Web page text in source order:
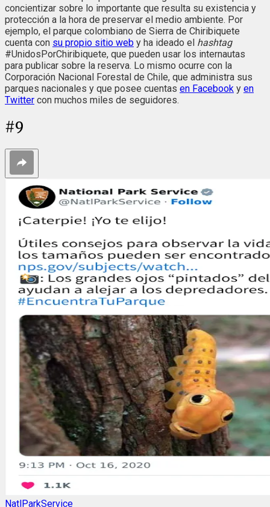
concientizar sobre lo importante que resulta su existencia y
protección a la hora de preservar el medio ambiente. Por
ejemplo, el parque colombiano de Sierra de Chiribiquete
cuenta con su propio sitio web y ha ideado el hashtag
#UnidosPorChiribiquete, que pueden usar los internautas
para publicar sobre la reserva. Lo mismo ocurre con la
Corporación Nacional Forestal de Chile, que administra sus
parques nacionales y que posee cuentas en Facebook y en
Twitter con muchos miles de seguidores.
#9
NatlParkService